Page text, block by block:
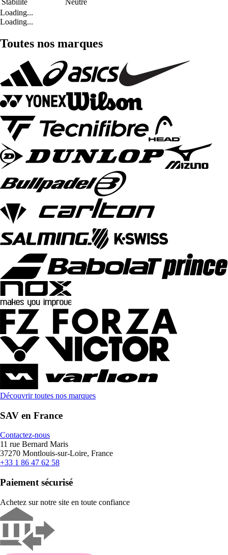
Stabilité
Neutre
Loading...
Loading...
Toutes nos marques
Découvrir toutes nos marques
SAV en France
Contactez-nous
11 rue Bernard Maris
37270 Montlouis-sur-Loire, France
+33 1 86 47 62 58
Paiement sécurisé
Achetez sur notre site en toute confiance